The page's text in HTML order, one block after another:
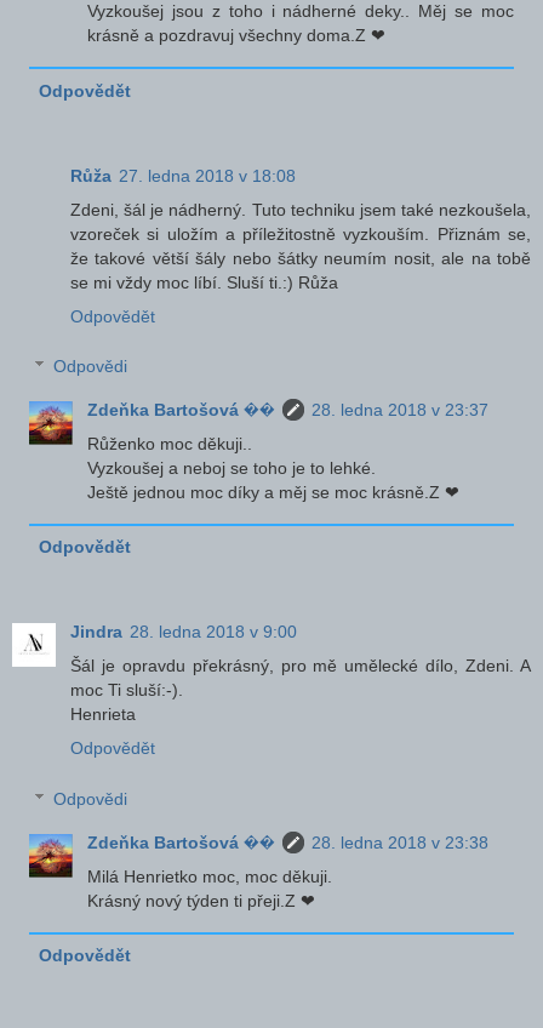
Vyzkoušej jsou z toho i nádherné deky.. Měj se moc
krásně a pozdravuj všechny doma.Z ❤
Odpovědět
Růža 27. ledna 2018 v 18:08
Zdeni, šál je nádherný. Tuto techniku jsem také nezkoušela,
vzoreček si uložím a příležitostně vyzkouším. Přiznám se,
že takové větší šály nebo šátky neumím nosit, ale na tobě
se mi vždy moc líbí. Sluší ti.:) Růža
Odpovědět
Odpovědi
Zdeňka Bartošová ��
28. ledna 2018 v 23:37
Růženko moc děkuji..
Vyzkoušej a neboj se toho je to lehké.
Ještě jednou moc díky a měj se moc krásně.Z ❤
Odpovědět
Jindra 28. ledna 2018 v 9:00
Šál je opravdu překrásný, pro mě umělecké dílo, Zdeni. A
moc Ti sluší:-).
Henrieta
Odpovědět
Odpovědi
Zdeňka Bartošová ��
28. ledna 2018 v 23:38
Milá Henrietko moc, moc děkuji.
Krásný nový týden ti přeji.Z ❤
Odpovědět